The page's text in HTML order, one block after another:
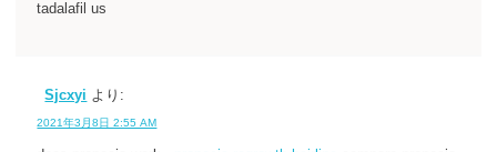
tadalafil us
Sjcxyi より:
2021年3月8日 2:55 AM